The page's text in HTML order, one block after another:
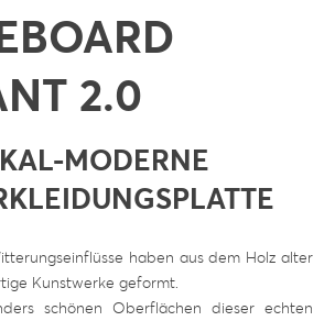
2.0
MODERNE
haben aus dem Holz alter
Kunstwerke geformt.
schönen Oberflächen dieser echten